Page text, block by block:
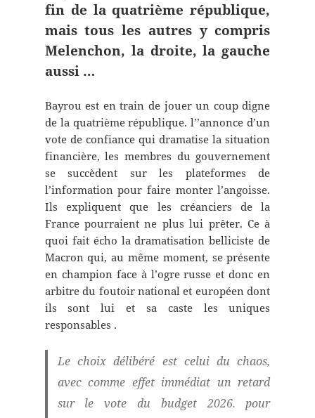
fin de la quatrième république,
mais tous les autres y compris
Melenchon, la droite, la gauche
aussi …
Bayrou est en train de jouer un coup digne
de la quatrième république. l’’annonce d’un
vote de confiance qui dramatise la situation
financière, les membres du gouvernement
se succèdent sur les plateformes de
l’information pour faire monter l’angoisse.
Ils expliquent que les créanciers de la
France pourraient ne plus lui prêter. Ce à
quoi fait écho la dramatisation belliciste de
Macron qui, au même moment, se présente
en champion face à l’ogre russe et donc en
arbitre du foutoir national et européen dont
ils sont lui et sa caste les uniques
responsables .
Le choix délibéré est celui du chaos,
avec comme effet immédiat un retard
sur le vote du budget 2026. pour